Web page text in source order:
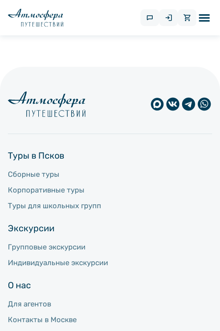
Туры в Псков
Сборные туры
Корпоративные туры
Туры для школьных групп
Экскурсии
Групповые экскурсии
Индивидуальные экскурсии
О нас
Для агентов
Контакты в Москве